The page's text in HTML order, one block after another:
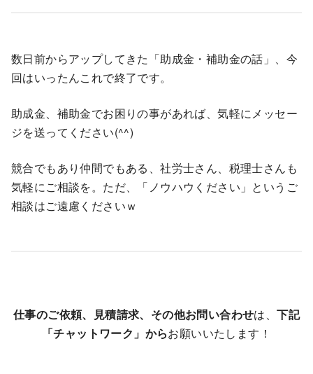
数日前からアップしてきた「助成金・補助金の話」、今
回はいったんこれで終了です。
助成金、補助金でお困りの事があれば、気軽にメッセー
ジを送ってください(^^)
競合でもあり仲間でもある、社労士さん、税理士さんも
気軽にご相談を。ただ、「ノウハウください」というご
相談はご遠慮くださいｗ
仕事のご依頼、見積請求、その他お問い合わせは、下記
「チャットワーク」からお願いいたします！